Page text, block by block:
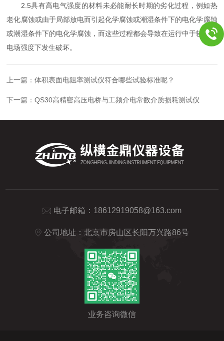
2.5具有高电气强度的材料未必能耐长时期的劣化过程，例如热
老化腐蚀或由于局部放电而引起化学腐蚀或潮湿条件下的电化学腐蚀
或潮湿条件下的电化学腐蚀，而这些过程都会导致在运行中于较低的
电场强度下发生破坏。
上一篇：体积表面电阻率测试仪符合哪些试验标准呢？
下一篇：QS30高精密高压电桥与工频介电常数介质损耗测试仪
电子邮箱： 18612919058@163.com
公司地址：北京市房山区长阳万兴路86号
业务咨询微信